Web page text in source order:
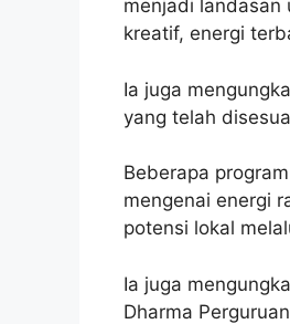
menjadi landasan
kreatif, energi
Ia juga
yang telah
Beberapa
mengenai energi
potensi lokal
Ia juga
Dharma